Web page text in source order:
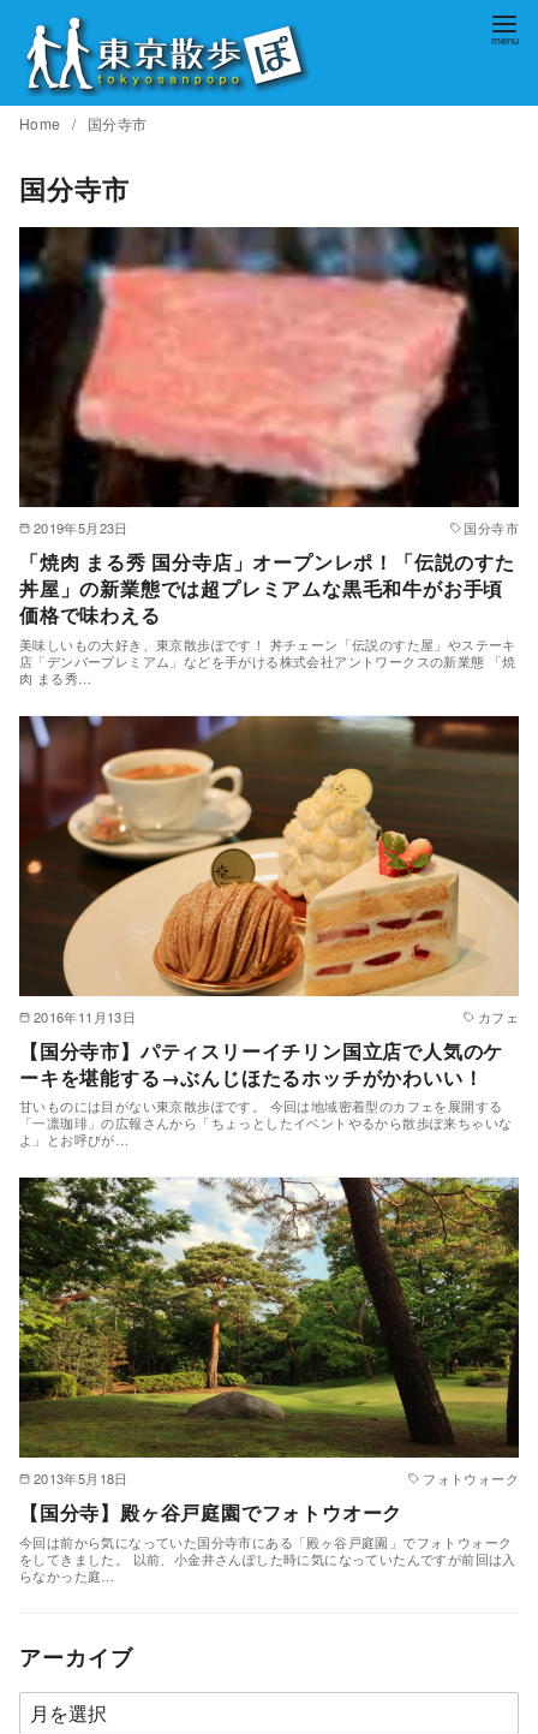
ンHome 国分寺市
国分寺市
2019年5月23日 国分寺市
「焼肉 まる秀 国分寺店」オープンレポ！「伝説のすた
丼屋」の新業態では超プレミアムな黒毛和牛がお手頃
価格で味わえる
美味しいもの大好き、東京散歩ぽです！ 丼チェーン「伝説のすた屋」やステーキ
店「デンバープレミアム」などを手がける株式会社アントワークスの新業態 「焼
肉 まる秀…
2016年11月13日 カフェ
【国分寺市】パティスリーイチリン国立店で人気のケ
ーキを堪能する→ぶんじほたるホッチがかわいい！
甘いものには目がない東京散歩ぽです。 今回は地域密着型のカフェを展開する
「一凛珈琲」の広報さんから「ちょっとしたイベントやるから散歩ぽ来ちゃいな
よ」とお呼びが…
2013年5月18日 フォトウォーク
【国分寺】殿ヶ谷戸庭園でフォトウオーク
今回は前から気になっていた国分寺市にある「殿ヶ谷戸庭園」でフォトウォーク
をしてきました。 以前、小金井さんぽした時に気になっていたんですが前回は入
らなかった庭…
アーカイブ
ア